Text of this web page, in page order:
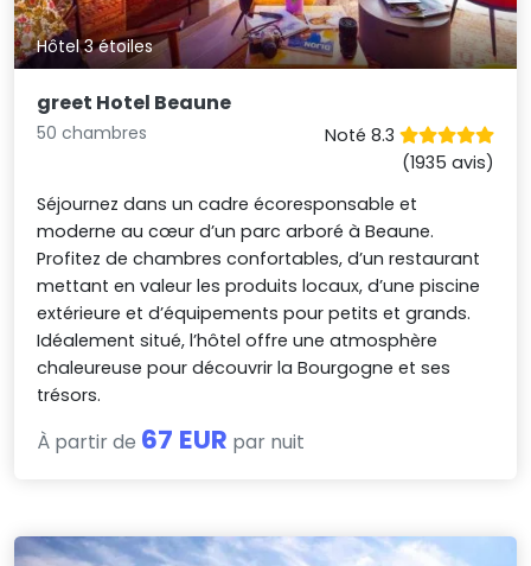
Hôtel 3 étoiles
greet Hotel Beaune
50 chambres
Noté 8.3
(1935 avis)
Séjournez dans un cadre écoresponsable et
moderne au cœur d’un parc arboré à Beaune.
Profitez de chambres confortables, d’un restaurant
mettant en valeur les produits locaux, d’une piscine
extérieure et d’équipements pour petits et grands.
Idéalement situé, l’hôtel offre une atmosphère
chaleureuse pour découvrir la Bourgogne et ses
trésors.
À partir de 67 EUR par nuit